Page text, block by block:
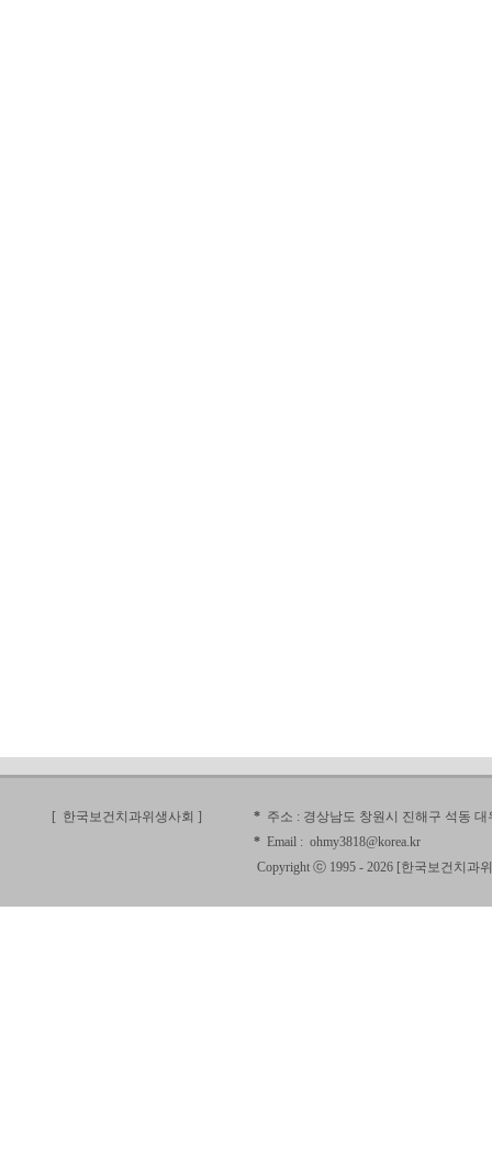
[ 한국보건치과위생사회 ] * 주소 : 경상남도 창원시 진해구 석동 대
* Email : ohmy3818@korea.kr
Copyright ⓒ 1995 - 2026 [한국보건치과